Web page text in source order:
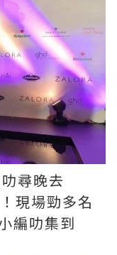
尋晚去
現場勁多名
編叻集到